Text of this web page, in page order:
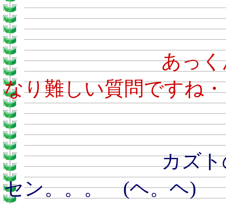
あ
なり難しい質問ですね
カズトのおと
セン。。。 (ヘ。ヘ)